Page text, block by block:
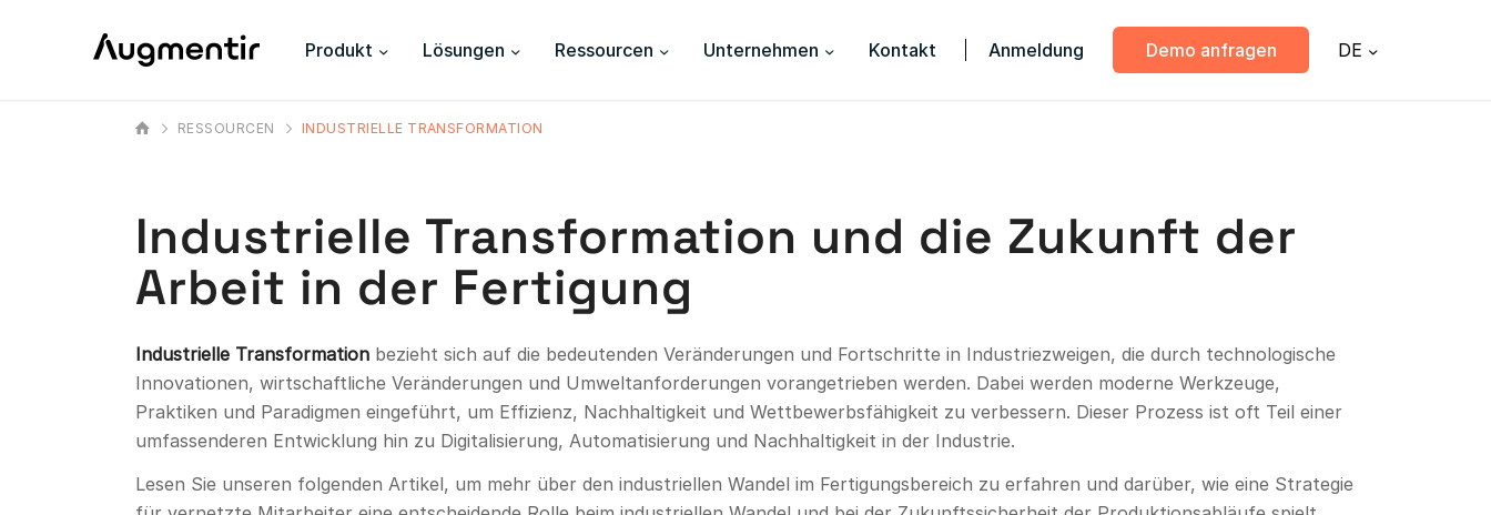
Produkt Lösungen Ressourcen Unternehmen Kontakt Anmeldung Demo anfragen DE
RESSOURCEN INDUSTRIELLE TRANSFORMATION
Industrielle Transformation und die Zukunft der
Arbeit in der Fertigung
Industrielle Transformation bezieht sich auf die bedeutenden Veränderungen und Fortschritte in Industriezweigen, die durch technologische
Innovationen, wirtschaftliche Veränderungen und Umweltanforderungen vorangetrieben werden. Dabei werden moderne Werkzeuge,
Praktiken und Paradigmen eingeführt, um Effizienz, Nachhaltigkeit und Wettbewerbsfähigkeit zu verbessern. Dieser Prozess ist oft Teil einer
umfassenderen Entwicklung hin zu Digitalisierung, Automatisierung und Nachhaltigkeit in der Industrie.
Lesen Sie unseren folgenden Artikel, um mehr über den industriellen Wandel im Fertigungsbereich zu erfahren und darüber, wie eine Strategie